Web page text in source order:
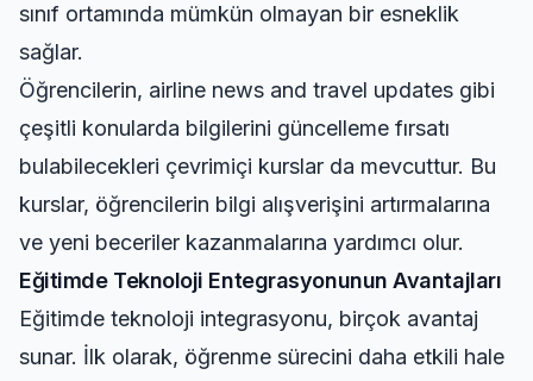
sınıf ortamında mümkün olmayan bir esneklik
sağlar.
Öğrencilerin, airline news and travel updates gibi
çeşitli konularda bilgilerini güncelleme fırsatı
bulabilecekleri çevrimiçi kurslar da mevcuttur. Bu
kurslar, öğrencilerin bilgi alışverişini artırmalarına
ve yeni beceriler kazanmalarına yardımcı olur.
Eğitimde Teknoloji Entegrasyonunun Avantajları
Eğitimde teknoloji integrasyonu, birçok avantaj
sunar. İlk olarak, öğrenme sürecini daha etkili hale